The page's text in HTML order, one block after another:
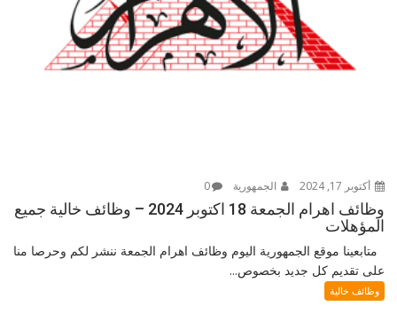
أكتوبر 17, 2024 الجمهورية 0
وظائف اهرام الجمعة 18 اكتوبر 2024 – وظائف خالية جميع
المؤهلات
متابعينا موقع الجمهورية اليوم وظائف اهرام الجمعة ننشر لكم وحرصا منا
على تقديم كل جديد بخصوص...
وظائف خالية